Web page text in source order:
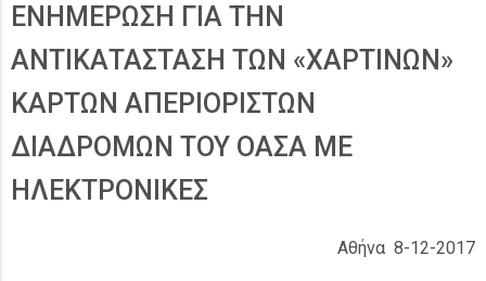
ΕΝΗΜΕΡΩΣΗ ΓΙΑ ΤΗΝ
ΑΝΤΙΚΑΤΑΣΤΑΣΗ ΤΩΝ «ΧΑΡΤΙΝΩΝ»
ΚΑΡΤΩΝ ΑΠΕΡΙΟΡΙΣΤΩΝ
ΔΙΑΔΡΟΜΩΝ ΤΟΥ ΟΑΣΑ ΜΕ
ΗΛΕΚΤΡΟΝΙΚΕΣ
Αθήνα 8-12-2017